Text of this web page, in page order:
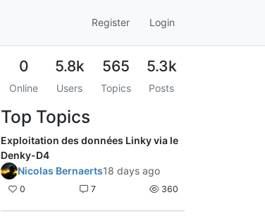
Register Login
0
Online
5.8k
Users
565
Topics
5.3k
Posts
Top Topics
Exploitation des données Linky via le
Denky-D4
Nicolas Bernaerts18 days ago
0 7 360